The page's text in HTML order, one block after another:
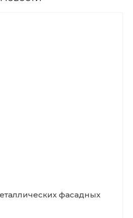
фасадных